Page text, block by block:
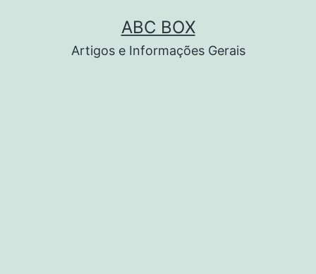
ABC BOX
Artigos e Informações Gerais